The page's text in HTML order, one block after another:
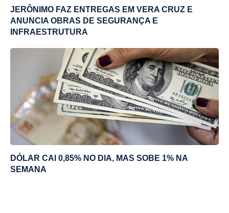
JERÔNIMO FAZ ENTREGAS EM VERA CRUZ E
ANUNCIA OBRAS DE SEGURANÇA E
INFRAESTRUTURA
DÓLAR CAI 0,85% NO DIA, MAS SOBE 1% NA
SEMANA